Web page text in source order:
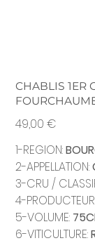
CHABLIS 1ER
Prix
49,00 €
1-REGION:
2-APPELLATION:
3-CRU /
4-
5-VOLUME:
6-VITICULTURE: